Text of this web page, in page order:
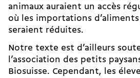
animaux auraient un accès
où les importations
seraient réduites.
Notre texte est d’ailleurs
l’association des petits
Biosuisse. Cependant, les